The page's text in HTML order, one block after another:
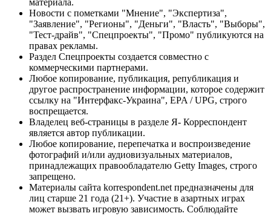
Новости с пометками "Мнение", "Экспертиза",
"Заявление", "Регионы", "Деньги", "Власть", "Выборы",
"Тест-драйв", "Спецпроекты", "Промо" публикуются на
правах рекламы.
Раздел Спецпроекты создается совместно с
коммерческими партнерами.
Любое копирование, публикация, републикация и
другое распространение информации, которое содержит
ссылку на "Интерфакс-Украина", EPA / UPG, строго
воспрещается.
Владелец веб-страницы в разделе Я- Корреспондент
является автор публикации.
Любое копирование, перепечатка и воспроизведение
фотографий и/или аудиовизуальных материалов,
принадлежащих правообладателю Getty Images, строго
запрещено.
Материалы сайта korrespondent.net предназначены для
лиц старше 21 года (21+). Участие в азартных играх
может вызвать игровую зависимость. Соблюдайте